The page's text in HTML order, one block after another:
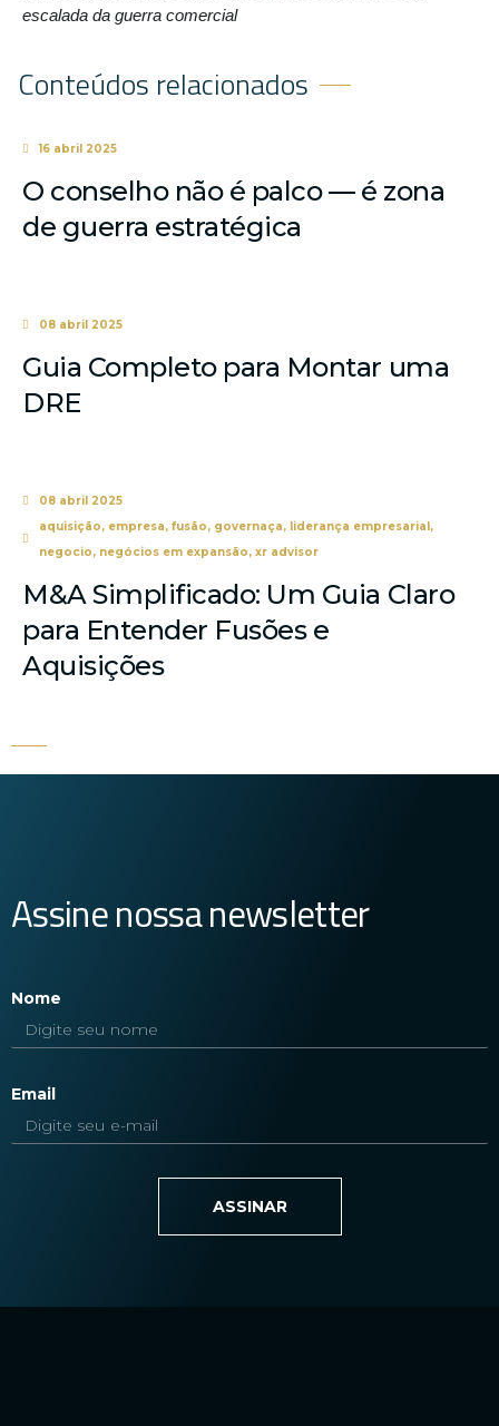
escalada da guerra comercial
Conteúdos relacionados
16 abril 2025
O conselho não é palco — é zona
de guerra estratégica
08 abril 2025
Guia Completo para Montar uma
DRE
08 abril 2025
aquisição, empresa, fusão, governaça, liderança empresarial,
negocio, negócios em expansão, xr advisor
M&A Simplificado: Um Guia Claro
para Entender Fusões e
Aquisições
Assine nossa newsletter
Nome
Email
ASSINAR